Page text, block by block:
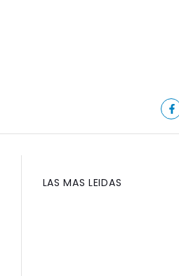
LAS MAS LEIDAS